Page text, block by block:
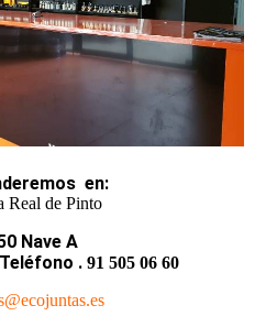
en:
Real de Pinto
Nave A
Teléfono . 91 505 06 60